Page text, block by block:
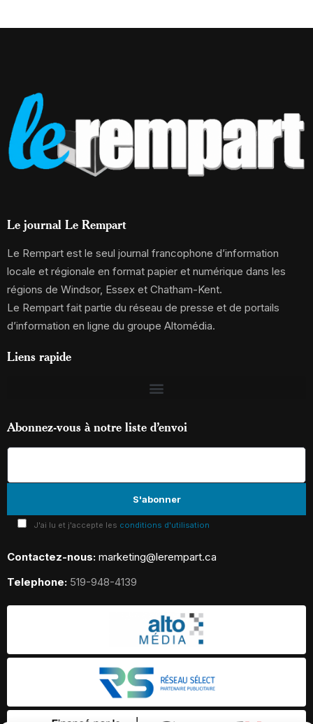
Le journal Le Rempart
Le Rempart est le seul journal francophone d’information
locale et régionale en format papier et numérique dans les
régions de Windsor, Essex et Chatham-Kent.
Le Rempart fait partie du réseau de presse et de portails
d’information en ligne du groupe Altomédia.
Liens rapide
Abonnez-vous à notre liste d’envoi
J'ai lu et j'accepte les conditions d'utilisation
Contactez-nous: marketing@lerempart.ca
Telephone: 519-948-4139